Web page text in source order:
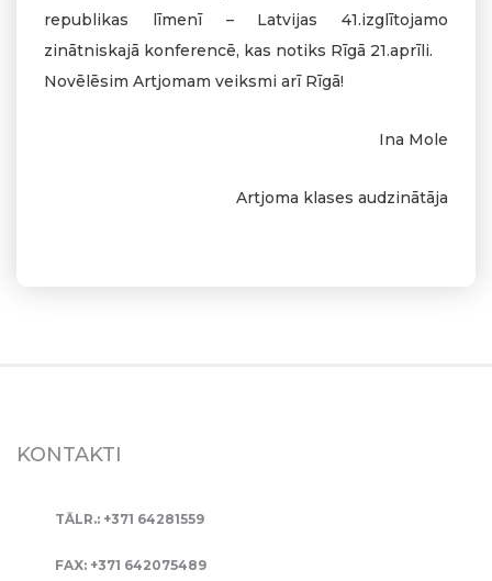
republikas līmenī – Latvijas 41.izglītojamo
zinātniskajā konferencē, kas notiks Rīgā 21.aprīli.
Novēlēsim Artjomam veiksmi arī Rīgā!
Ina Mole
Artjoma klases audzinātāja
KONTAKTI
TĀLR.: +371 64281559
FAX: +371 642075489